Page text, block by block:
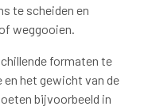
te scheiden en
weggooien.
formaten te
het gewicht van de
bijvoorbeeld in